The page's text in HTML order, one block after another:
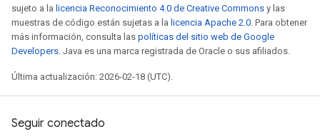
sujeto a la licencia Reconocimiento 4.0 de Creative Commons y las
muestras de código están sujetas a la licencia Apache 2.0. Para obtener
más información, consulta las políticas del sitio web de Google
Developers. Java es una marca registrada de Oracle o sus afiliados.
Última actualización: 2026-02-18 (UTC).
Seguir conectado